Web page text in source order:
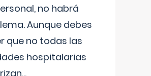
no habrá
Aunque debes
que no todas las
hospitalarias
...